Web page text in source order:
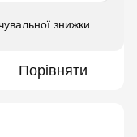
знижки
Порівняти